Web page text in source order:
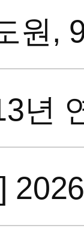
4일
후원…